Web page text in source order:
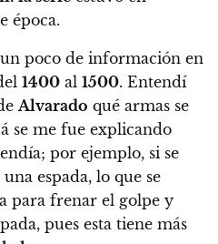
época.
poco de información en
1400 al 1500. Entendí
Alvarado qué armas se
se me fue explicando
por ejemplo, si se
espada, lo que se
para frenar el golpe y
pues esta tiene más